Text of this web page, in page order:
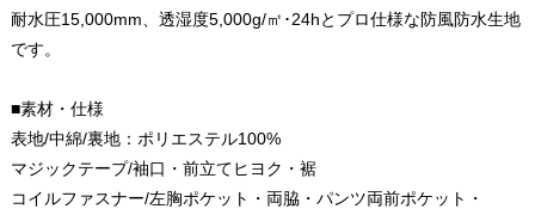
耐水圧15,000mm、透湿度5,000g/㎡･24hとプロ仕様な防風防水生地
です。
■素材・仕様
表地/中綿/裏地：ポリエステル100%
マジックテープ/袖口・前立てヒヨク・裾
コイルファスナー/左胸ポケット・両脇・パンツ両前ポケット・